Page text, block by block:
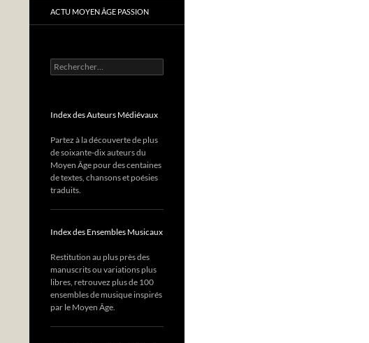
ACTU MOYEN ÂGE PASSION
Rechercher :
Index des Auteurs Médiévaux
Partez à la découverte de plus
de soixante-dix auteurs du
Moyen Âge pour des centaines
de textes, chansons et poésies
traduits.
Index des Ensembles Musicaux
Restitution au plus près des
manuscrits ou variations plus
libres, retrouvez plus de 100
ensembles de musique inspirés
par le Moyen Âge.